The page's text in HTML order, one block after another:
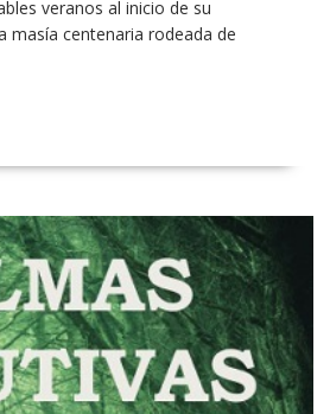
veranos al inicio de su
masía centenaria rodeada de